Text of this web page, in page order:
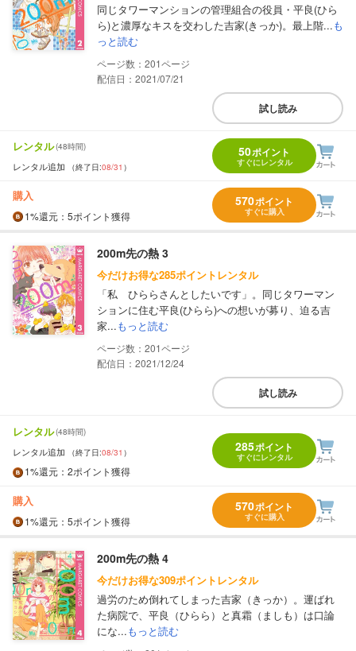
同じタワーマンションの管理組合の役員・平良(ひら
ら)と濃厚なキスを交わした吉家(きっか)。最上階...も
っと読む
201
配信日：2021/07/21
試し読み
レンタル(48時間)
レンタル追加 （終了日:08/31 ）
50ポイント
すぐにレンタル
購入
1%還元 ：5ポイント獲得
570ポイント
すぐに購入
200m先の熱 3
今だけお得な285ポイントレンタル
「私 ひららさんとしたいです」。同じタワーマン
ションに住む平良(ひらら)への想いが募り、迫る吉
家...もっと読む
201
配信日：2021/12/24
試し読み
レンタル(48時間)
レンタル追加 （終了日:08/31 ）
1%還元 ：2ポイント獲得
285ポイント
すぐにレンタル
購入
1%還元 ：5ポイント獲得
570ポイント
すぐに購入
200m先の熱 4
今だけお得な309ポイントレンタル
過労のため倒れてしまった吉家（きっか）。運ばれ
た病院で、平良（ひらら）と真霜（ましも）は口論
にな...もっと読む